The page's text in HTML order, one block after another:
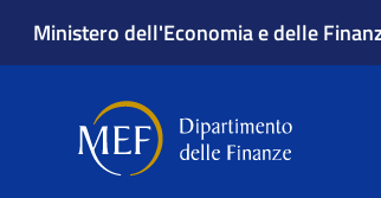
Ministero dell'Economia e delle
Dipartimento delle